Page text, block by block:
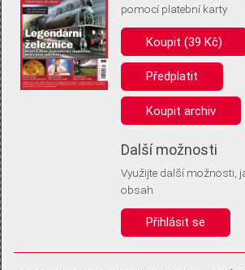
Pro základní fungování webu nepotřebujeme
(tzv. cookies apod.). Rádi bychom vás ale
uložením volitelných informací:
Anonymní unikátní ID
Díky němu příště poznáme, že se jedná o stejné
Identifikátor je zcela anonymní.
Vaše souhlasy a odmítnutí si ukládáme do
vás už příště znovu neptali. Můžete je kdykoli
pomocí platební karty
Koupit (39 Kč)
Předplatit
Koupit archiv
Další možnosti
Využijte další možnosti,
obsah
Přihlásit se